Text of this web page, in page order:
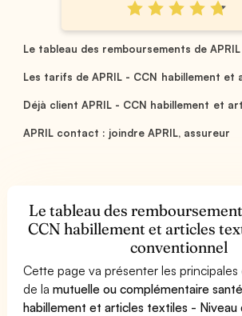
Le tableau des remboursements de
Les tarifs de APRIL - CCN habillement et
Déjà client APRIL - CCN habillement et
APRIL contact : joindre APRIL, assureur
Le tableau des
CCN habillement et articles
conventionnel
Cette page va présenter les principales
de lamutuelle ou complémentaire
habillement et articles textiles - Niveau